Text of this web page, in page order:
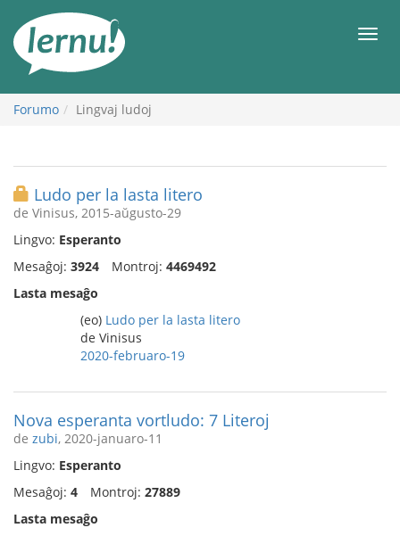
enhavo
Forumo Lingvaj ludoj
Ludo per la lasta litero
de Vinisus, 2015-aŭgusto-29
Lingvo: Esperanto
Mesaĝoj: 3924 Montroj: 4469492
Lasta mesaĝo
(eo) Ludo per la lasta litero
de Vinisus
2020-februaro-19
Nova esperanta vortludo: 7 Literoj
de zubi, 2020-januaro-11
Lingvo: Esperanto
Mesaĝoj: 4 Montroj: 27889
Lasta mesaĝo